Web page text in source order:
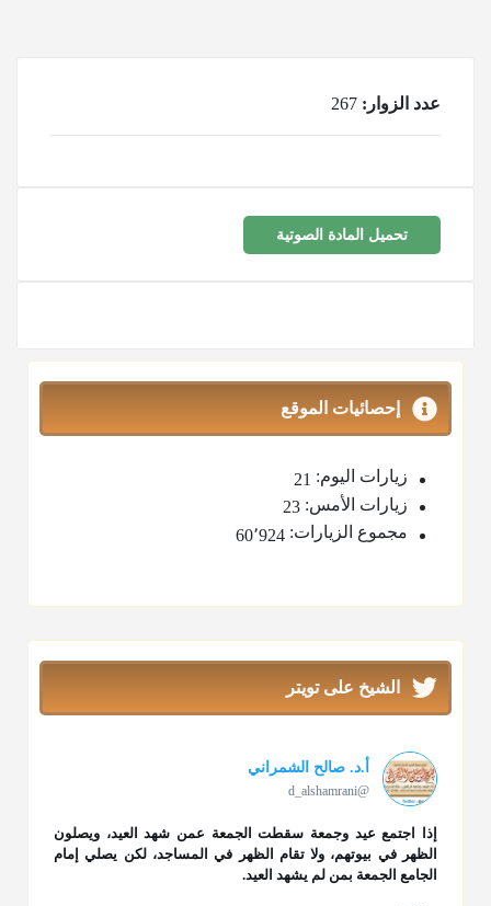
عدد الزوار: 267
تحميل المادة الصوتية
إحصائيات الموقع
زيارات اليوم: 21
زيارات الأمس: 23
مجموع الزيارات: 60٬924
الشيخ على تويتر
أ.د. صالح الشمراني
@d_alshamrani
إذا اجتمع عيد وجمعة سقطت الجمعة عمن شهد العيد، ويصلون
الظهر في بيوتهم، ولا تقام الظهر في المساجد، لكن يصلي إمام
الجامع الجمعة بمن لم يشهد العيد.